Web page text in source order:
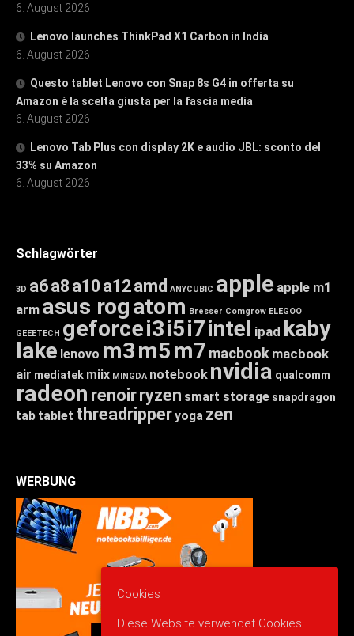
6. August 2026
Lenovo launches ThinkPad X1 Carbon in India
6. August 2026
Questo tablet Lenovo con Snap 8s G4 in offerta su
Amazon è la scelta giusta per la fascia media
6. August 2026
Lenovo Tab Plus con display 2K e audio JBL: sconto del
33% su Amazon
6. August 2026
Schlagwörter
3D a6a8 a10 a12amd ANYCUBIC apple apple m1
arm asus rogatom Bresser Comgrow ELEGOO
GEEETECH geforcei3i5i7intel ipad kaby
lake lenovo m3m5m7 macbook macbook
air mediatek miix MINGDA notebook nvidia qualcomm
radeon renoirryzen smart storage snapdragon
tab tablet threadripperyoga zen
WERBUNG
Cookies
Diese Website verwendet Cookies: